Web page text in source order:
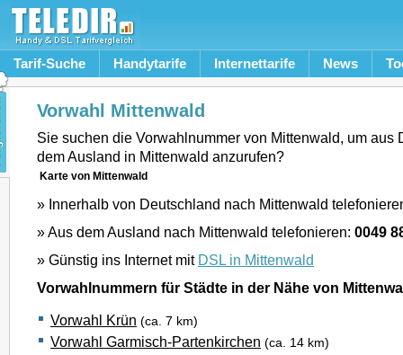
Tarif-Suche Handytarife Internettarife News
Vorwahl Mittenwald
Sie suchen die Vorwahlnummer von Mittenwald, um aus
dem Ausland in Mittenwald anzurufen?
Karte von Mittenwald
» Innerhalb von Deutschland nach Mittenwald
» Aus dem Ausland nach Mittenwald telefonieren: 0049
» Günstig ins Internet mit DSL in Mittenwald
Vorwahlnummern für Städte in der Nähe von
Vorwahl Krün (ca. 7 km)
Vorwahl Garmisch-Partenkirchen (ca. 14 km)